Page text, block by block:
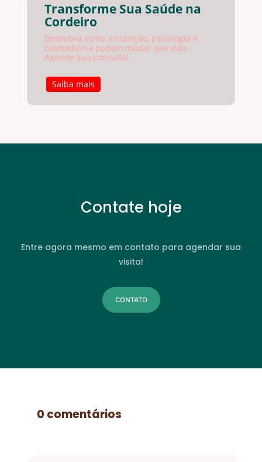
Transforme Sua Saúde na
Cordeiro
Descubra como a nutrição, psicologia e
biomedicina podem mudar sua vida.
Agende sua consulta!
Saiba mais
Contate hoje
Entre agora mesmo em contato para agendar sua
visita!
CONTATO
0 comentários